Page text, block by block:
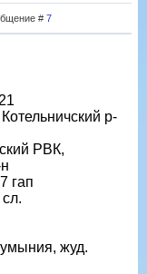
# 7
р-
РВК,
гап
жуд.